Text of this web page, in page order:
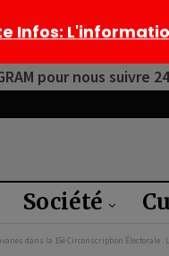
pour nous suivre
Société
dans la 15è Circonscription
Infos: